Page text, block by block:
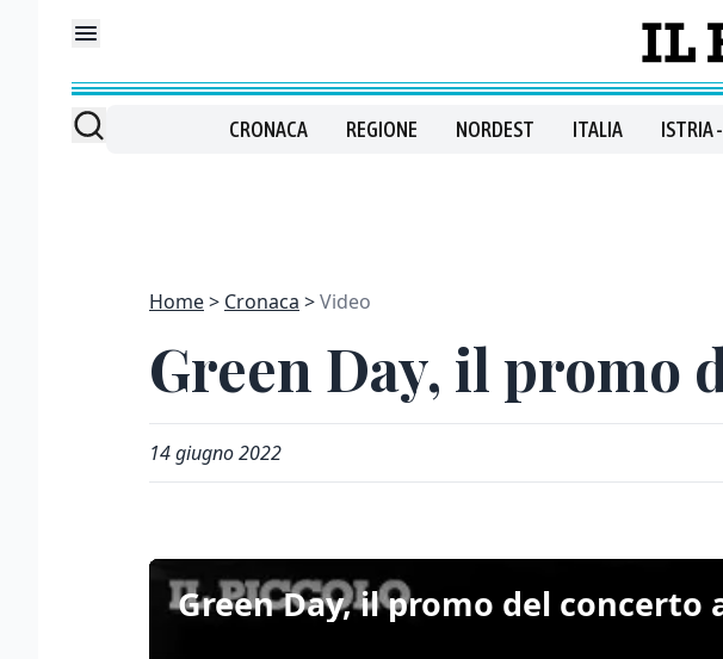
CRONACA REGIONE NORDEST ITALIA ISTRIA
Home Cronaca Video
Green Day, il promo
14 giugno 2022
Green Day, il promo del concerto